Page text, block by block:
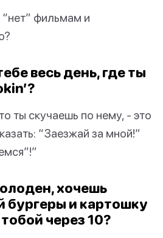
фильмам и
весь день, где ты
ты скучаешь по нему, - это
“Заезжай за мной!”
хочешь
бургеры и картошку
через 10?